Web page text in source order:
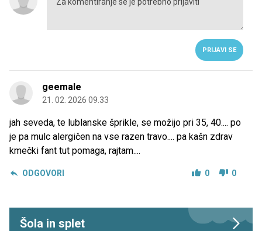
PRIJAVI SE
geemale
21. 02. 2026 09.33
jah seveda, te lublanske šprikle, se možijo pri 35, 40.... po
je pa mulc alergičen na vse razen travo.... pa kašn zdrav
kmečki fant tut pomaga, rajtam....
ODGOVORI 0 0
Šola in splet